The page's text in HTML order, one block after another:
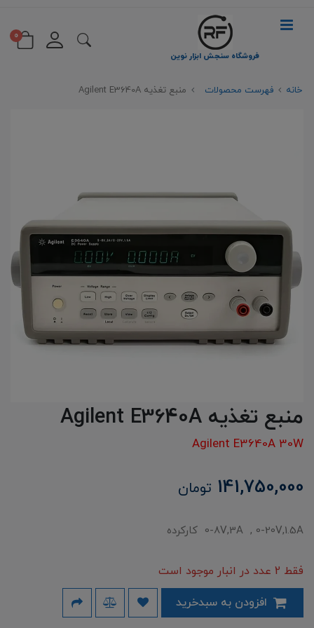
فروشگاه سنجش ابزار نوین
0
خانه فهرست محصولات منبع تغذیه Agilent E3640A
منبع تغذیه Agilent E3640A
Agilent E3640A 30W
141,750,000 تومان
0-8V,3A , 0-20V,1.5A کارکرده
فقط 2 عدد در انبار موجود است